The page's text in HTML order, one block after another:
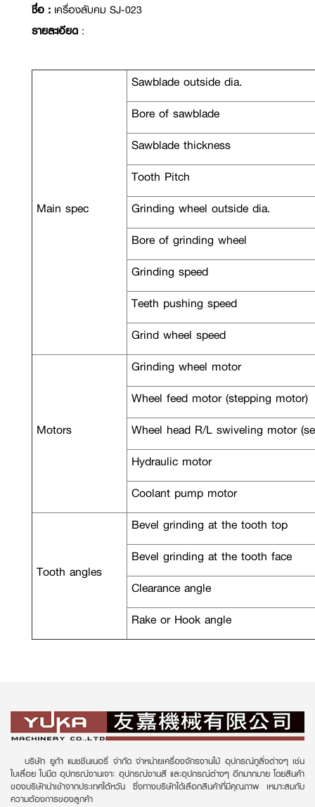
ชื่อ : เครื่องลับคม SJ-023
รายละเอียด :
Main spec
Sawblade outside dia.
Bore of sawblade
Sawblade thickness
Tooth Pitch
Grinding wheel outside dia.
Bore of grinding wheel
Grinding speed
Teeth pushing speed
Grind wheel speed
Motors
Grinding wheel motor
Wheel feed motor (stepping motor)
Wheel head R/L swiveling motor
Hydraulic motor
Coolant pump motor
Tooth angles
Bevel grinding at the tooth top
Bevel grinding at the tooth face
Clearance angle
Rake or Hook angle
บริษัท ยูก้า แมชชีนเนอรี่ จำกัด จำหน่ายเครื่องจักรงานไม้ อุปกรณ์ทูลิ่งต่างๆ เช่น
ใบเลื่อย ใบมีด อุปกรณ์งานเจาะ อุปกรณ์งานสี และอุปกรณ์ต่างๆ อีกมากมาย โดยสินค้า
ของบริษัทนำเข้าจากประเทศไต้หวัน ซึ่งทางบริษัทได้เลือกสินค้าที่มีคุณภาพ เหมาะสมกับ
ความต้องการของลูกค้า